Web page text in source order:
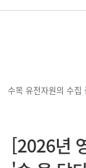
수목 유전자원의 수집
[2026년